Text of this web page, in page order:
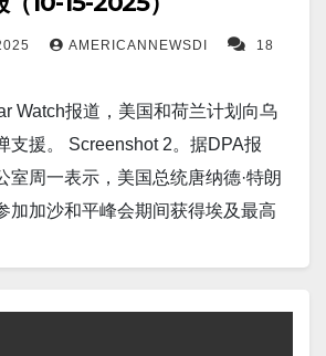
AMERICANNEWSDI 18
Watch报道，美国和荷兰计划向乌
支援。 Screenshot 2。据DPA报
室周一表示，美国总统唐纳德·特朗
加加沙和平峰会期间获得埃及最高
4。基辅/华盛顿（路透社）——乌克